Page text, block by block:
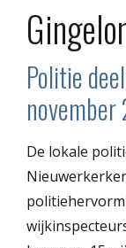
Politie
november
De lokale